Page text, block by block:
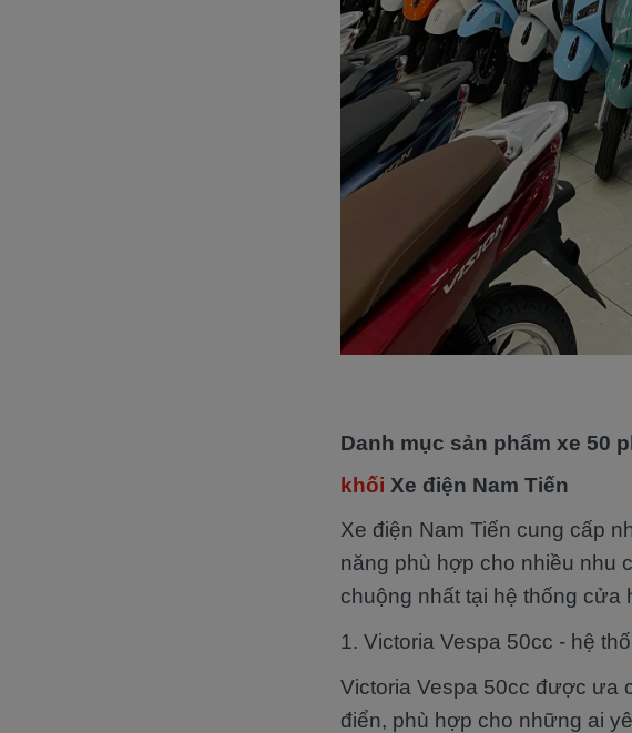
Danh mục sản phẩm xe 50
khối Xe điện Nam Tiến
Xe điện Nam Tiến cung cấp
năng phù hợp cho nhiều nhu
chuộng nhất tại hệ thống cửa
1. Victoria Vespa 50cc - hệ
Victoria Vespa 50cc được ưa
điển, phù hợp cho những ai